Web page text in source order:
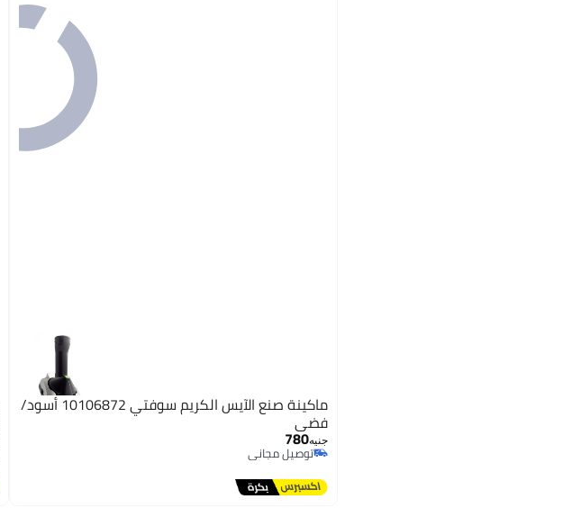
ماكينة صنع الآيس الكريم سوفتي 10106872 أسود/
فضي
جنيه780
توصيل مجاني
توصيل مجاني